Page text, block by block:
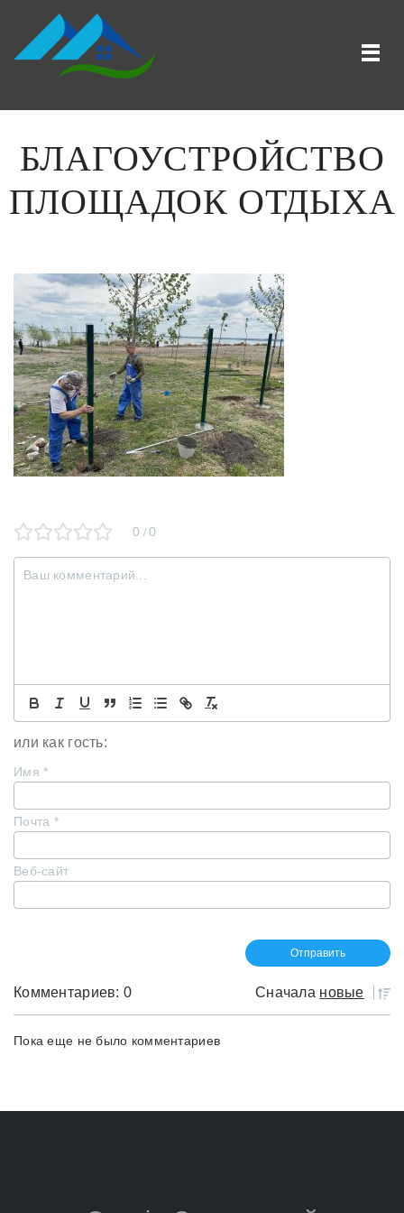
БЛАГОУСТРОЙСТВО
ПЛОЩАДОК ОТДЫХА
0 /0
или как гость:
Имя *
Почта *
Веб-сайт
Комментариев: 0 Сначала новые
Пока еще не было комментариев